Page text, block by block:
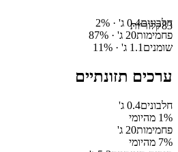
83קלוריות
חלבונים0.4 ג' · 2%
פחמימות20 ג' · 87%
שומנים 1.1 ג' · 11%
ערכים תזונתיים
חלבונים0.4 ג'
1% מהיומי
פחמימות20 ג'
7% מהיומי